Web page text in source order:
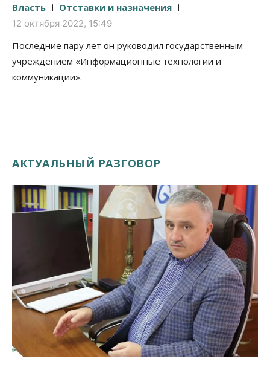
Власть Отставки и назначения
12 октября 2022, 15:49
Последние пару лет он руководил государственным
учреждением «Информационные технологии и
коммуникации».
АКТУАЛЬНЫЙ РАЗГОВОР